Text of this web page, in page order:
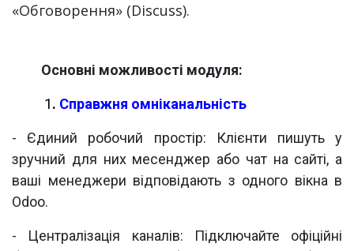
«Обговорення» (Discuss).
​Основні можливості модуля:
1. Справжня омніканальність
- Єдиний робочий простір: Клієнти пишуть у
зручний для них месенджер або чат на сайті, а
ваші менеджери відповідають з одного вікна в
Odoo.
- Централізація каналів: Підключайте офіційні